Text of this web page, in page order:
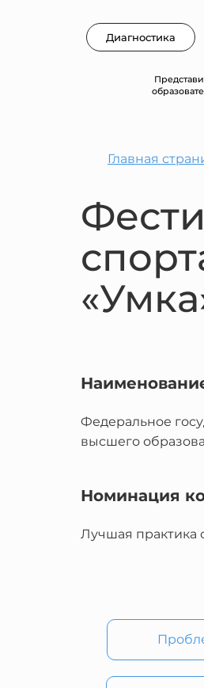
Диагностика
Главная
Федеральное
высшего
Номинация
Лучшая практика